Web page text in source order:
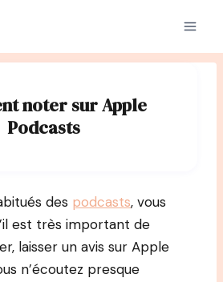
noter sur Apple
Podcasts
des podcasts, vous
est très important de
laisser un avis sur Apple
n’écoutez presque